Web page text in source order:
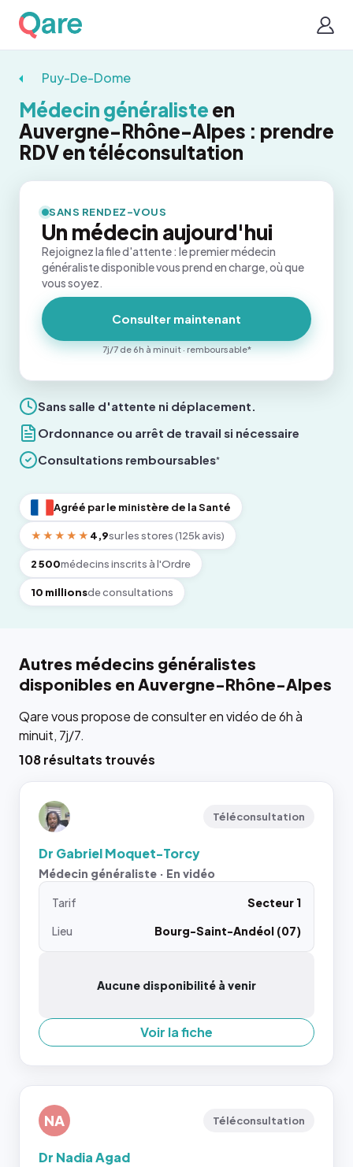
Puy-De-Dome
Médecin généraliste en
Auvergne-Rhône-Alpes : prendre
RDV en téléconsultation
Sans salle d'attente ni déplacement.
Ordonnance ou arrêt de travail si nécessaire
Consultations remboursables*
Agréé par le ministère de la Santé
★★★★★ 4,9sur les stores (125k avis)
2 500médecins inscrits à l'Ordre
10 millionsde consultations
SANS RENDEZ-VOUS
Un médecin aujourd'hui
Rejoignez la file d'attente : le premier médecin
généraliste disponible vous prend en charge, où que
vous soyez.
Consulter maintenant
7j/7 de 6h à minuit · remboursable*
Autres médecins généralistes
disponibles en Auvergne-Rhône-Alpes
Qare vous propose de consulter en vidéo de 6h à
minuit, 7j/7.
108 résultats trouvés
Téléconsultation
Dr Gabriel Moquet-Torcy
Médecin généraliste · En vidéo
Tarif
Secteur 1
Lieu
Bourg-Saint-Andéol (07)
Aucune disponibilité à venir
Voir la fiche
NA Téléconsultation
Dr Nadia Agad